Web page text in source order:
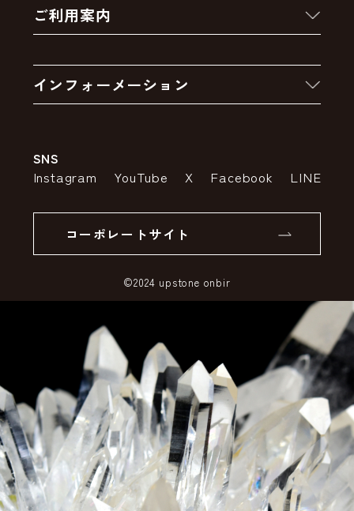
クーポン
卸販売・大量注文
アウトレットセール
ご利用案内
お支払いについて
インフォーメーション
特定商取引法の表示
SSLサーバー証明書とは
SNS
Instagram YouTube X Facebook LINE
コーポレートサイト
©2024 upstone onbir